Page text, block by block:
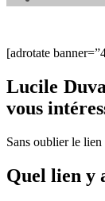
[adrotate
Lucile
vous
Sans oublier le
Quel lien y